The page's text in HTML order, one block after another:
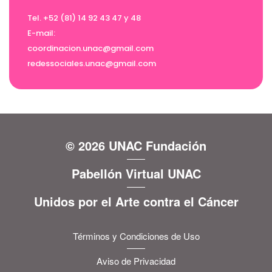
Tel. +52 (81) 14 92 43 47 y 48
E-mail:
coordinacion.unac@gmail.com
redessociales.unac@gmail.com
© 2026 UNAC Fundación
Pabellón Virtual UNAC
Unidos por el Arte contra el Cáncer
Términos y Condiciones de Uso
Aviso de Privacidad